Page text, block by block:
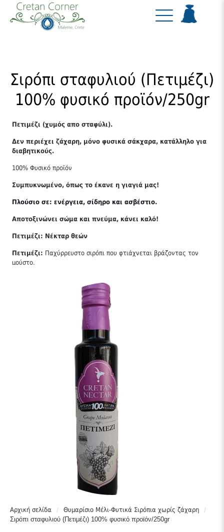
Σιρόπι σταφυλιού (Πετιμέζι)
100% φυσικό προϊόν/250gr
Πετιμέζι (χυμός απο σταφύλι).
Δεν περιέχει ζάχαρη, μόνο φυσικά σάκχαρα, κατάλληλο για
διαβητικούς.
100% Φυσικό προϊόν
Συμπυκνωμένο, όπως το έκανε η γιαγιά μας!
Πλούσιο σε:ενέργεια, σίδηρο και ασβέστιο.
Αποτοξινώνει σώμα και πνεύμα, κάνει καλό!
Πετιμέζι: Νέκταρ θεών
Πετιμέζι: Παχύρρευστο σιρόπι που φτιάχνεται βράζοντας τον
μούστο.
Δεν περιέχει συντηρητικά, χρωστικές, ζάχαρη
Διατηρείται για πολύ καιρό εκτός ψυγείου.
Συγκεντρώνει τα περισσότερα θεραπευτικά συστατικά του
σταφυλιού και συνήθως χρησιμοποιείται :
αυτούσιο όπως είναι σε μικρά
ενεργειακή ενδυνάμωση : άριστη πηγή σιδήρου (αναιμίες)
καταπραϋντικές ιδιότητες λαιμού, αντικαταθλιπτικό
για μαριναρίσματα στην μαγειρική, ιδιαίτερα με ξύδι σε
γλυκόξυνες σάλτσες και για βαλσάμικες σαλάτες.
ζαχαροπλαστική ως γλυκαντική ουσία σε ροφήματα,
γιαούρτι, μουστοκούλουρα και ιδιαίτερα σιρόπι σε σπιτικές
Στη στήλη μας “συνταγές μαγειρικής” δείτε: ‘τα γκουρμέ της
Πατήστε εδώ >>
Αρχική σελίδα / Θυμαρίσιο Μέλι-Φυτικά Σιρόπια χωρίς ζάχαρη
/
Σιρόπι σταφυλιού (Πετιμέζι) 100% φυσικό προϊόν/250gr